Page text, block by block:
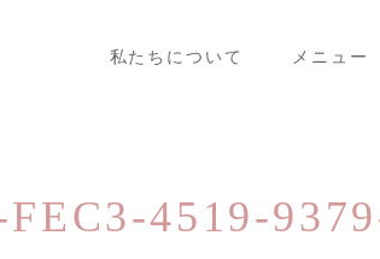
私たちについて メニュー
4519-